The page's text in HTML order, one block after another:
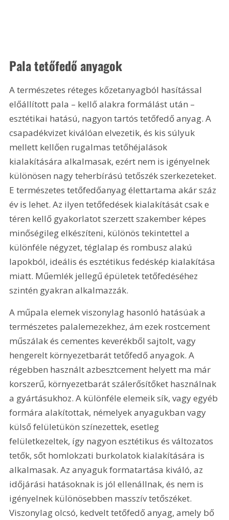
Pala tetőfedő anyagok
A természetes réteges kőzetanyagból hasítással
előállított pala – kellő alakra formálást után –
esztétikai hatású, nagyon tartós tetőfedő anyag. A
csapadékvizet kiválóan elvezetik, és kis súlyuk
mellett kellően rugalmas tetőhéjalások
kialakítására alkalmasak, ezért nem is igényelnek
különösen nagy teherbírású tetőszék szerkezeteket.
E természetes tetőfedőanyag élettartama akár száz
év is lehet. Az ilyen tetőfedések kialakítását csak e
téren kellő gyakorlatot szerzett szakember képes
minőségileg elkészíteni, különös tekintettel a
különféle négyzet, téglalap és rombusz alakú
lapokból, ideális és esztétikus fedéskép kialakítása
miatt. Műemlék jellegű épületek tetőfedéséhez
szintén gyakran alkalmazzák.
A műpala elemek viszonylag hasonló hatásúak a
természetes palalemezekhez, ám ezek rostcement
műszálak és cementes keverékből sajtolt, vagy
hengerelt környezetbarát tetőfedő anyagok. A
régebben használt azbesztcement helyett ma már
korszerű, környezetbarát szálerősítőket használnak
a gyártásukhoz. A különféle elemeik sík, vagy egyéb
formára alakítottak, némelyek anyagukban vagy
külső felületükön színezettek, esetleg
felületkezeltek, így nagyon esztétikus és változatos
tetők, sőt homlokzati burkolatok kialakítására is
alkalmasak. Az anyaguk formatartása kiváló, az
időjárási hatásoknak is jól ellenállnak, és nem is
igényelnek különösebben masszív tetőszéket.
Viszonylag olcsó, kedvelt tetőfedő anyag, amely bő